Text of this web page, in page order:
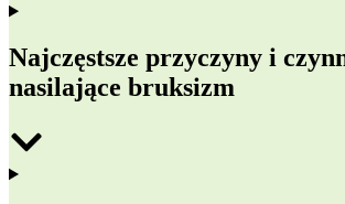
Najczęstsze przyczyny i
nasilające bruksizm